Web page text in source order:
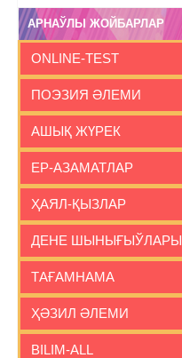
АРНАЎЛЫ ЖОЙБАРЛАР
ONLINE-TEST
ПОЭЗИЯ ӘЛЕМИ
АШЫҚ ЖҮРЕК
ЕР-АЗАМАТЛАР
ҲАЯЛ-ҚЫЗЛАР
ДЕНЕ ШЫНЫҒЫЎЛАРЫ
ТАҒАМНАМА
ҲӘЗИЛ ӘЛЕМИ
BILIM-ALL